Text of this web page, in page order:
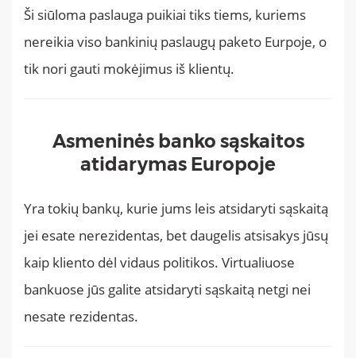
Ši siūloma paslauga puikiai tiks tiems, kuriems
nereikia viso bankinių paslaugų paketo Eurpoje, o
tik nori gauti mokėjimus iš klientų.
Asmeninės banko sąskaitos
atidarymas Europoje
Yra tokių bankų, kurie jums leis atsidaryti sąskaitą
jei esate nerezidentas, bet daugelis atsisakys jūsų
kaip kliento dėl vidaus politikos. Virtualiuose
bankuose jūs galite atsidaryti sąskaitą netgi nei
nesate rezidentas.